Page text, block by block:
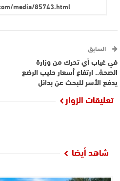
السابق
في غياب أي تحرك من وزارة
الصحة.. ارتفاع أسعار حليب الرضع
يدفع الأسر للبحث عن بدائل
تعليقات الزوار
شاهد أيضا